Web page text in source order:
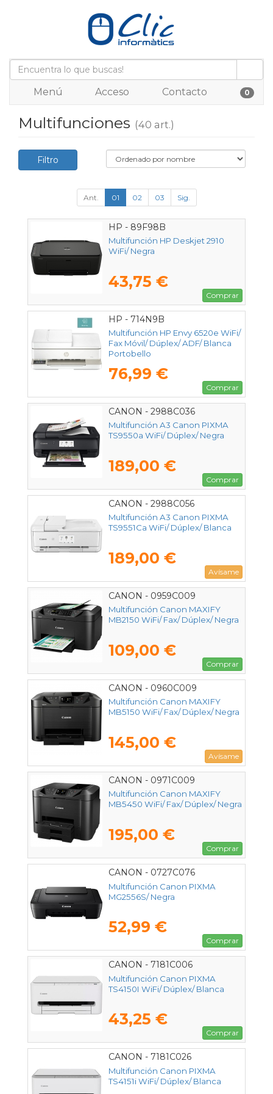
Menú Acceso Contacto 0
Multifunciones (40 art.)
Filtro
Ant. 01 02 03 Sig.
HP - 89F98B
Multifunción HP Deskjet 2910
WiFi/ Negra
43,75 €
Comprar
HP - 714N9B
Multifunción HP Envy 6520e WiFi/
Fax Móvil/ Dúplex/ ADF/ Blanca
Portobello
76,99 €
Comprar
CANON - 2988C036
Multifunción A3 Canon PIXMA
TS9550a WiFi/ Dúplex/ Negra
189,00 €
Comprar
CANON - 2988C056
Multifunción A3 Canon PIXMA
TS9551Ca WiFi/ Dúplex/ Blanca
189,00 €
Avísame
CANON - 0959C009
Multifunción Canon MAXIFY
MB2150 WiFi/ Fax/ Dúplex/ Negra
109,00 €
Comprar
CANON - 0960C009
Multifunción Canon MAXIFY
MB5150 WiFi/ Fax/ Dúplex/ Negra
145,00 €
Avísame
CANON - 0971C009
Multifunción Canon MAXIFY
MB5450 WiFi/ Fax/ Dúplex/ Negra
195,00 €
Comprar
CANON - 0727C076
Multifunción Canon PIXMA
MG2556S/ Negra
52,99 €
Comprar
CANON - 7181C006
Multifunción Canon PIXMA
TS4150I WiFi/ Dúplex/ Blanca
43,25 €
Comprar
CANON - 7181C026
Multifunción Canon PIXMA
TS4151i WiFi/ Dúplex/ Blanca